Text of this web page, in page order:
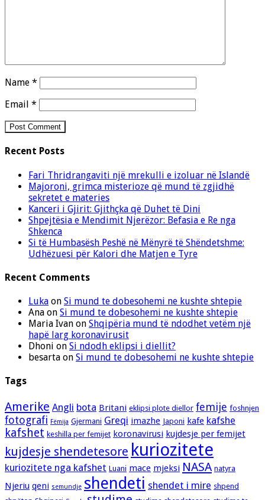
Name *
Email *
Recent Posts
Fari Thridrangaviti një mrekulli e izoluar në Islandë
Majoroni, grimca misterioze që mund të zgjidhë
sekretet e materies
Kanceri i Gjirit: Gjithçka që Duhet të Dini
Shpejtësia e Mendimit Njerëzor: Befasia e Re nga
Shkenca
Si të Humbasësh Peshë në Mënyrë të Shëndetshme:
Udhëzuesi për Kalori dhe Matjen e Tyre
Recent Comments
Luka on Si mund te dobesohemi ne kushte shtepie
Ana on Si mund te dobesohemi ne kushte shtepie
Maria Ivan on Shqipëria mund të ndodhet vetëm një
hapë larg koronavirusit
Dhoni on Si ndodh eklipsi i diellit?
besarta on Si mund te dobesohemi ne kushte shtepie
Tags
Amerike Angli bota Britani eklipsi plote diellor femije foshnjen
fotografi Fëmija Gjermani Greqi imazhe Japoni kafe kafshe
kafshet keshilla per femijet koronavirusi kujdesje per femijet
kujdesje shendetesore kuriozitete
kuriozitete nga kafshet Luani mace mjeksi NASA natyra
Njeriu qeni semundje shendeti shendet i mire shpend